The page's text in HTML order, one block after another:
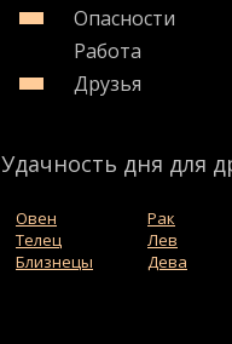
Опасности
Работа
Друзья
Удачность дня для
Овен
Телец
Близнецы
Рак
Лев
Дева